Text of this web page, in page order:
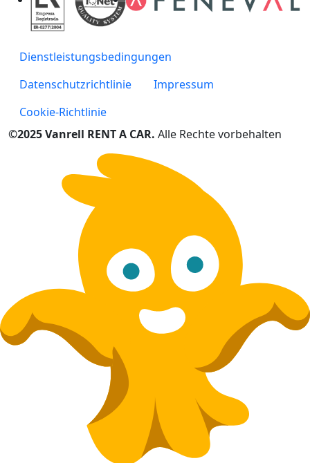
Dienstleistungsbedingungen
Datenschutzrichtlinie
Impressum
Cookie-Richtlinie
©2025 Vanrell RENT A CAR. Alle Rechte vorbehalten